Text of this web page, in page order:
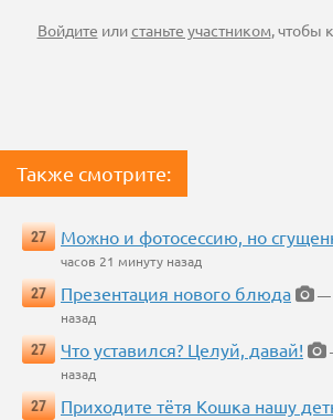
Войдите илистаньте участником, чтобы
Также смотрите:
27 Можно и фотосессию, но
часов 21 минуту назад
27
Презентация нового блюда
—
назад
27
Что уставился? Целуй, давай!
назад
27
Приходите тётя Кошка нашу